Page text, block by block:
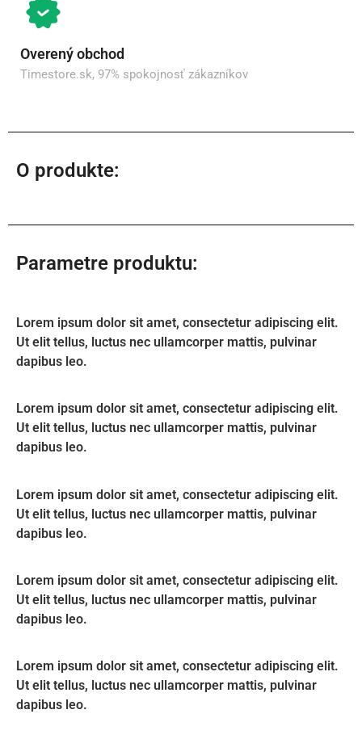
Overený obchod
Timestore.sk, 97% spokojnosť zákazníkov
O produkte:
Parametre produktu:
Lorem ipsum dolor sit amet, consectetur adipiscing elit.
Ut elit tellus, luctus nec ullamcorper mattis, pulvinar
dapibus leo.
Lorem ipsum dolor sit amet, consectetur adipiscing elit.
Ut elit tellus, luctus nec ullamcorper mattis, pulvinar
dapibus leo.
Lorem ipsum dolor sit amet, consectetur adipiscing elit.
Ut elit tellus, luctus nec ullamcorper mattis, pulvinar
dapibus leo.
Lorem ipsum dolor sit amet, consectetur adipiscing elit.
Ut elit tellus, luctus nec ullamcorper mattis, pulvinar
dapibus leo.
Lorem ipsum dolor sit amet, consectetur adipiscing elit.
Ut elit tellus, luctus nec ullamcorper mattis, pulvinar
dapibus leo.